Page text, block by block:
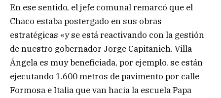
En ese sentido, el jefe comunal remarcó que el
Chaco estaba postergado en sus obras
estratégicas «y se está reactivando con la gestión
de nuestro gobernador Jorge Capitanich. Villa
Ángela es muy beneficiada, por ejemplo, se están
ejecutando 1.600 metros de pavimento por calle
Formosa e Italia que van hacia la escuela Papa